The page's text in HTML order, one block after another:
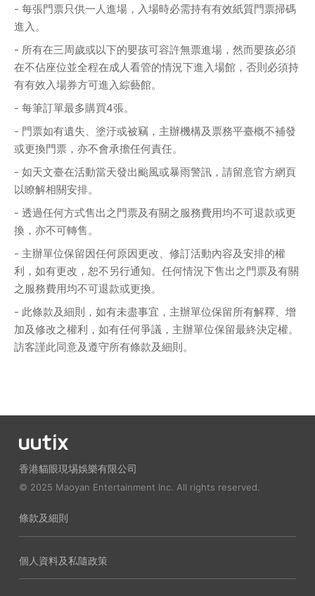
- 每張門票只供一人進場，入場時必需持有有效紙質門票掃碼
進入。
- 所有在三周歲或以下的嬰孩可容許無票進場，然而嬰孩必須
在不佔座位並全程在成人看管的情況下進入場館，否則必須持
有有效入場券方可進入綜藝館。
- 每筆訂單最多購買4張。
- 門票如有遺失、塗汙或被竊，主辦機構及票務平臺概不補發
或更換門票，亦不會承擔任何責任。
- 如天文臺在活動當天發出颱風或暴雨警訊，請留意官方網頁
以瞭解相關安排。
- 透過任何方式售出之門票及有關之服務費用均不可退款或更
換，亦不可轉售。
- 主辦單位保留因任何原因更改、修訂活動內容及安排的權
利，如有更改，恕不另行通知。任何情況下售出之門票及有關
之服務費用均不可退款或更換。
- 此條款及細則，如有未盡事宜，主辦單位保留所有解釋、增
加及修改之權利，如有任何爭議，主辦單位保留最終決定權。
訪客謹此同意及遵守所有條款及細則。
香港貓眼現埸娛樂有限公司
© 2025 Maoyan Entertainment Inc. All rights reserved.
條款及細則
個人資料及私隨政策